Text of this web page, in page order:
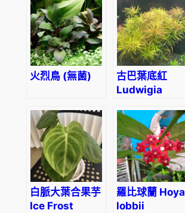
火烈鳥 (無菌)
古巴葉底紅
Ludwigia
(Ludwigia
inclinata var.
verticillata
‘Cuba’)
白脈大葉合果芋
Ice Frost
羅比球蘭 Hoya
lobbii